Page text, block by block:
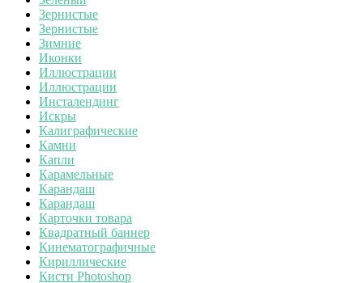
Зернистые
Зернистые
Зимние
Иконки
Иллюстрации
Иллюстрации
Инсталендинг
Искры
Калиграфические
Камни
Капли
Карамельные
Карандаш
Карандаш
Карточки товара
Квадратный баннер
Кинематографичные
Кириллические
Кисти Photoshop